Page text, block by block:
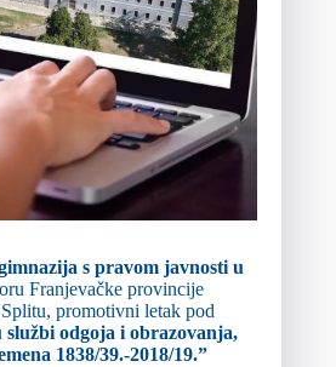
s pravom javnosti u
Franjevačke provincije
promotivni letak pod
službi odgoja i obrazovanja,
1838/39.-2018/19.”